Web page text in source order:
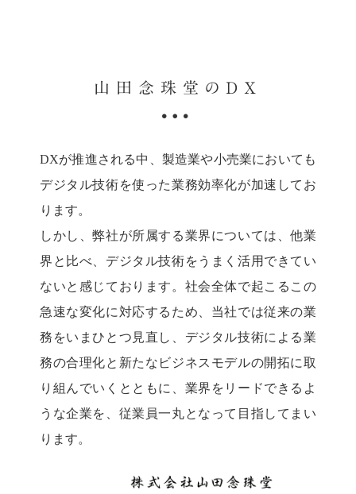
山田念珠堂のDX
DXが推進される中、製造業や小売業においても
デジタル技術を使った業務効率化が加速してお
ります。
しかし、弊社が所属する業界については、他業
界と比べ、デジタル技術をうまく活用できてい
ないと感じております。社会全体で起こるこの
急速な変化に対応するため、当社では従来の業
務をいまひとつ見直し、デジタル技術による業
務の合理化と新たなビジネスモデルの開拓に取
り組んでいくとともに、業界をリードできるよ
うな企業を、従業員一丸となって目指してまい
ります。